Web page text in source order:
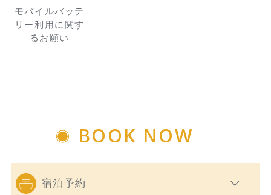
モバイルバッテ
リー利用に関す
るお願い
BOOK NOW
宿泊予約